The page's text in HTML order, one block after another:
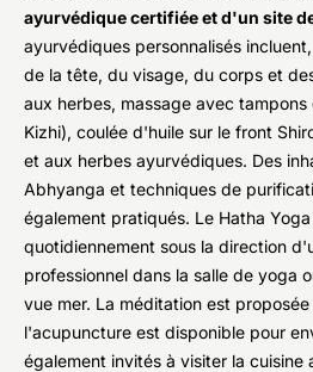
ayurvédique certifiée et d'un site
ayurvédiques personnalisés
de la tête, du visage, du corps et
aux herbes, massage avec
Kizhi), coulée d'huile sur le front
et aux herbes ayurvédiques. Des
Abhyanga et techniques de
également pratiqués. Le Hatha
quotidiennement sous la direction
professionnel dans la salle de yoga
vue mer. La méditation est
l'acupuncture est disponible pour
également invités à visiter la cuisine